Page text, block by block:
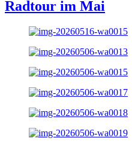
Radtour im Mai